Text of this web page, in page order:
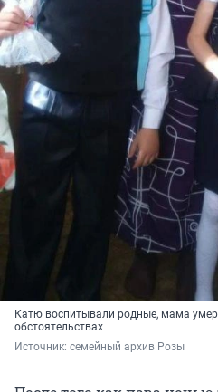
Катю воспитывали родные, мама
обстоятельствах
Источник: семейный архив Розы